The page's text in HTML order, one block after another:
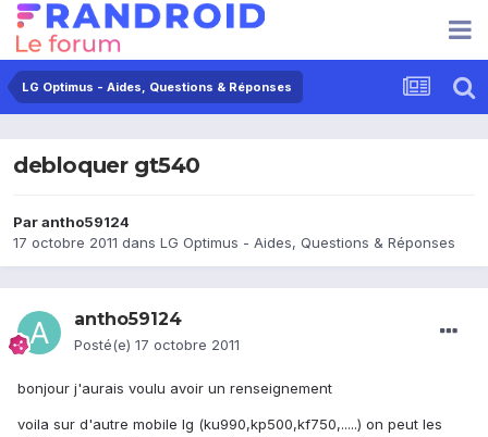
LG Optimus - Aides, Questions & Réponses
debloquer gt540
Parantho59124
17 octobre 2011 dans LG Optimus - Aides, Questions & Réponses
antho59124
Posté(e) 17 octobre 2011
bonjour j'aurais voulu avoir un renseignement
voila sur d'autre mobile lg (ku990,kp500,kf750,.....) on peut les